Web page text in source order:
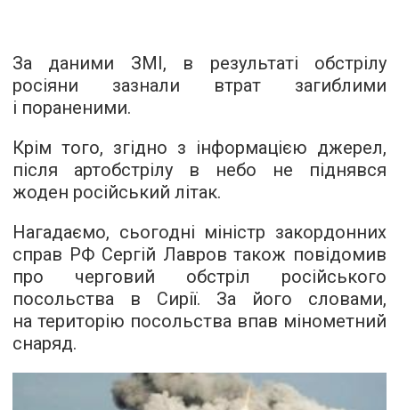
За даними ЗМІ, в результаті обстрілу
росіяни зазнали втрат загиблими
і пораненими.
Крім того, згідно з інформацією джерел,
після артобстрілу в небо не піднявся
жоден російський літак.
Нагадаємо, сьогодні міністр закордонних
справ РФ Сергій Лавров також повідомив
про черговий обстріл російського
посольства в Сирії. За його словами,
на територію посольства впав мінометний
снаряд.